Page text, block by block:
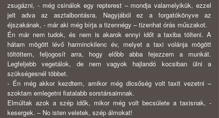
zsugázni, - még csinálok egy repterest – mondja valamelyikük, ezzel
jelt adva az asztalbontásra. Nagyjából ez a forgatókönyve az
éjszakának, - már aki még bírja a tizennégy – tizenhat órás műszakot.
Én már nem tudok, és nem is akarok ennyi időt a taxiba tölteni. A
hátam mögött lévő harminckilenc év, melyet a taxi volánja mögött
töltöttem, feljogosít arra, hogy előbb abba fejezzem a munkát.
Legfeljebb vegetálok, de nem vagyok hajlandó kocsiban ülni a
szükségesnél többet.
- Én még akkor kezdtem, amikor még dicsőség volt taxit vezetni –
szoktam emlegetni fiatalabb sorstársaimnak.
Elmúltak azok a szép idők, mikor még volt becsülete a taxisnak, -
kesergek. – No isten veletek, szép álmokat!